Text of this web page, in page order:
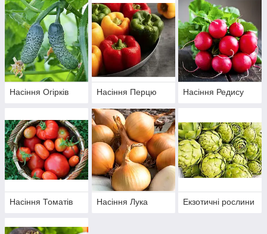
Насіння Огірків Насіння Перцю Насіння Редису
Насіння Томатів Насіння Лука Екзотичні рослини